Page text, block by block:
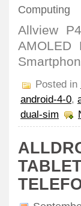
Computing
Allview
Posted in
android-4-0,
dual-sim